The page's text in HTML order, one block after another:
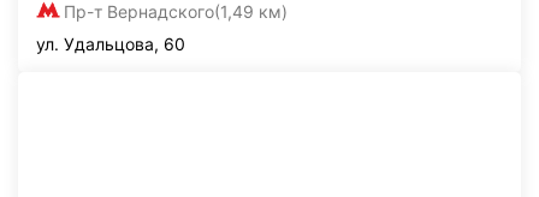
Пр-т Вернадского(1,49 км)
ул. Удальцова, 60